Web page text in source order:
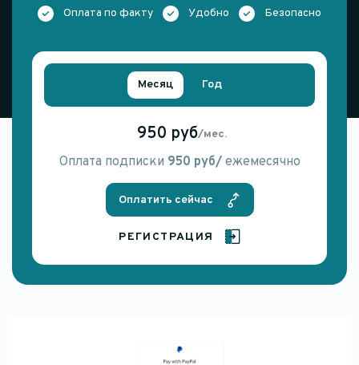
Оплата по факту Удобно Безопасно
Месяц Год
950 руб/мес.
Оплата подписки 950 руб/ежемесячно
Оплатить сейчас
РЕГИСТРАЦИЯ